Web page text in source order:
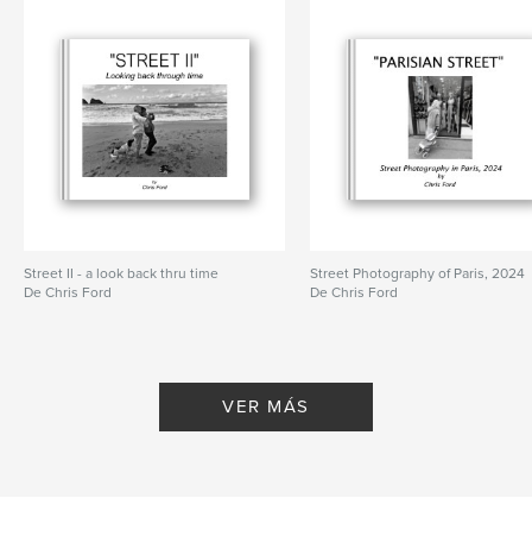
Street II - a look back thru time
De Chris Ford
Street Photography of Paris, 2024
De Chris Ford
VER MÁS